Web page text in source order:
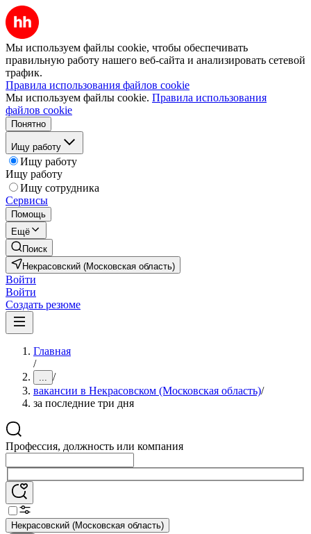
Мы используем файлы cookie, чтобы обеспечивать
правильную работу нашего веб-сайта и анализировать сетевой
трафик.
Правила использования файлов cookie
Мы используем файлы cookie. Правила использования
файлов cookie
Понятно
Ищу работу
Ищу работу
Ищу работу
Ищу сотрудника
Сервисы
Помощь
Ещё
Поиск
Некрасовский (Московская область)
Войти
Войти
Создать резюме
Главная
/
... /
вакансии в Некрасовском (Московская область)/
за последние три дня
Профессия, должность или компания
Некрасовский (Московская область)